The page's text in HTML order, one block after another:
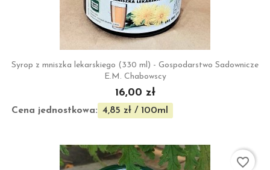
Syrop z mniszka lekarskiego (330 ml) - Gospodarstwo Sadownicze
E.M. Chabowscy
16,00 zł
Cena jednostkowa: 4,85 zł / 100ml
favorite_border